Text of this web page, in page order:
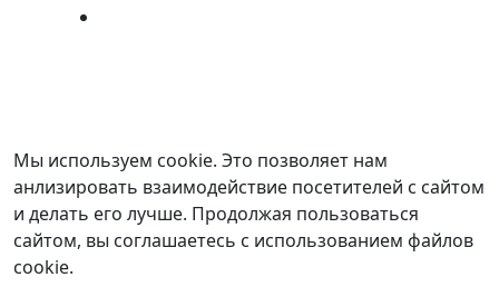
Мы используем cookie. Это позволяет нам
анлизировать взаимодействие посетителей с сайтом
и делать его лучше. Продолжая пользоваться
сайтом, вы соглашаетесь с использованием файлов
cookie.